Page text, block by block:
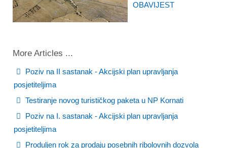
OBAVIJEST
More Articles ...
Poziv na II sastanak - Akcijski plan upravljanja
posjetiteljima
Testiranje novog turističkog paketa u NP Kornati
Poziv na I. sastanak - Akcijski plan upravljanja
posjetiteljima
Produljen rok za prodaju posebnih ribolovnih dozvola